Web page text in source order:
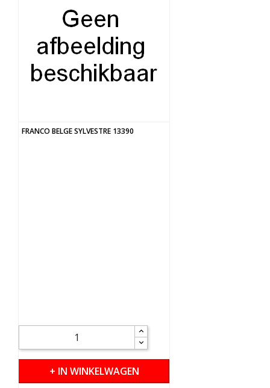
FRANCO BELGE SYLVESTRE 13390
+ IN WINKELWAGEN